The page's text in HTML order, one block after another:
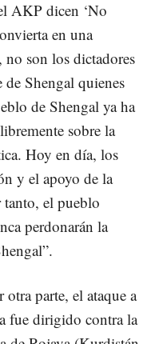
AKP dicen ‘No
en una
no son los dictadores
Shengal quienes
de Shengal ya ha
sobre la
Hoy en día, los
y el apoyo de la
el pueblo
perdonarán la
parte, el ataque a
fue dirigido contra la